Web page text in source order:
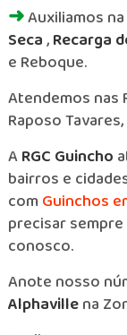
➜Auxiliamos na
Seca,Recarga
e Reboque.
Atendemos nas
Raposo
ARGC Guincho
bairros e
comGuinchos
precisar
conosco.
Anote nosso
Alphavillena